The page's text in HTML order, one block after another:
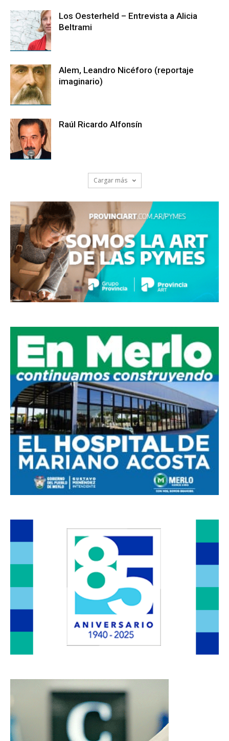
Los Oesterheld – Entrevista a Alicia
Beltrami
Alem, Leandro Nicéforo (reportaje
imaginario)
Raúl Ricardo Alfonsín
Cargar más